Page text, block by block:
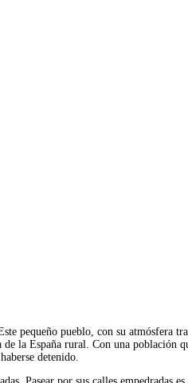
pequeño pueblo, con su atmósfera
la España rural. Con una población
detenido.